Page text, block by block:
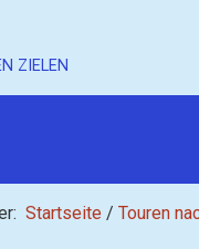
ZIELEN
Startseite / Touren